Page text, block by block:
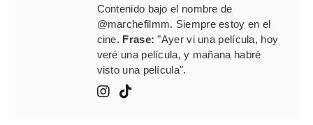
Contenido bajo el nombre de
@marchefilmm. Siempre estoy en el
cine. Frase: "Ayer vi una película, hoy
veré una película, y mañana habré
visto una película".